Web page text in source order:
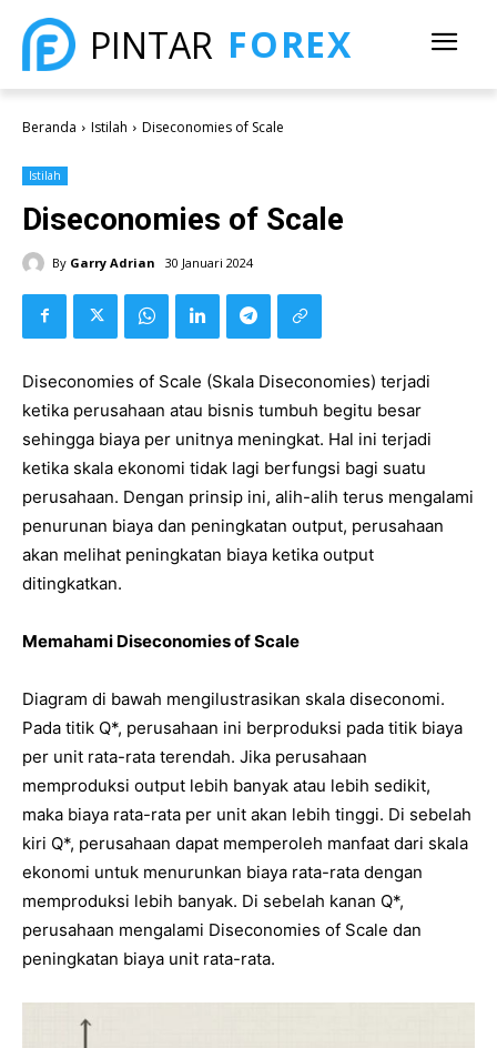
PINTAR FOREX
Beranda Istilah Diseconomies of Scale
Istilah
Diseconomies of Scale
By Garry Adrian 30 Januari 2024
Diseconomies of Scale (Skala Diseconomies) terjadi
ketika perusahaan atau bisnis tumbuh begitu besar
sehingga biaya per unitnya meningkat. Hal ini terjadi
ketika skala ekonomi tidak lagi berfungsi bagi suatu
perusahaan. Dengan prinsip ini, alih-alih terus mengalami
penurunan biaya dan peningkatan output, perusahaan
akan melihat peningkatan biaya ketika output
ditingkatkan.
Memahami Diseconomies of Scale
Diagram di bawah mengilustrasikan skala diseconomi.
Pada titik Q*, perusahaan ini berproduksi pada titik biaya
per unit rata-rata terendah. Jika perusahaan
memproduksi output lebih banyak atau lebih sedikit,
maka biaya rata-rata per unit akan lebih tinggi. Di sebelah
kiri Q*, perusahaan dapat memperoleh manfaat dari skala
ekonomi untuk menurunkan biaya rata-rata dengan
memproduksi lebih banyak. Di sebelah kanan Q*,
perusahaan mengalami Diseconomies of Scale dan
peningkatan biaya unit rata-rata.